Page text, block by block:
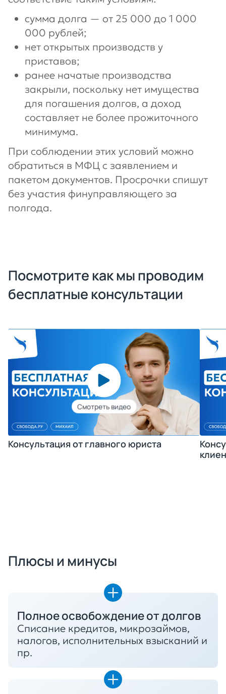
сумма долга — от 25 000 до 1 000
000 рублей;
нет открытых производств у
приставов;
ранее начатые производства
закрыли, поскольку нет имущества
для погашения долгов, а доход
составляет не более прожиточного
минимума.
При соблюдении этих условий можно
обратиться в МФЦ с заявлением и
пакетом документов. Просрочки спишут
без участия финуправляющего за
полгода.
Посмотрите как мы проводим
бесплатные консультации
Консультация от главного юриста
Плюсы и минусы
Полное освобождение от долгов
Списание кредитов, микрозаймов,
налогов, исполнительных взысканий и
пр.